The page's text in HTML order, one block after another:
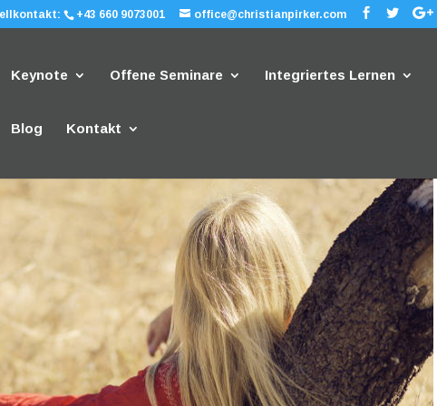
+43 660 9073001 office@christianpirker.com
Keynote Offene Seminare Integriertes Lernen
Blog Kontakt